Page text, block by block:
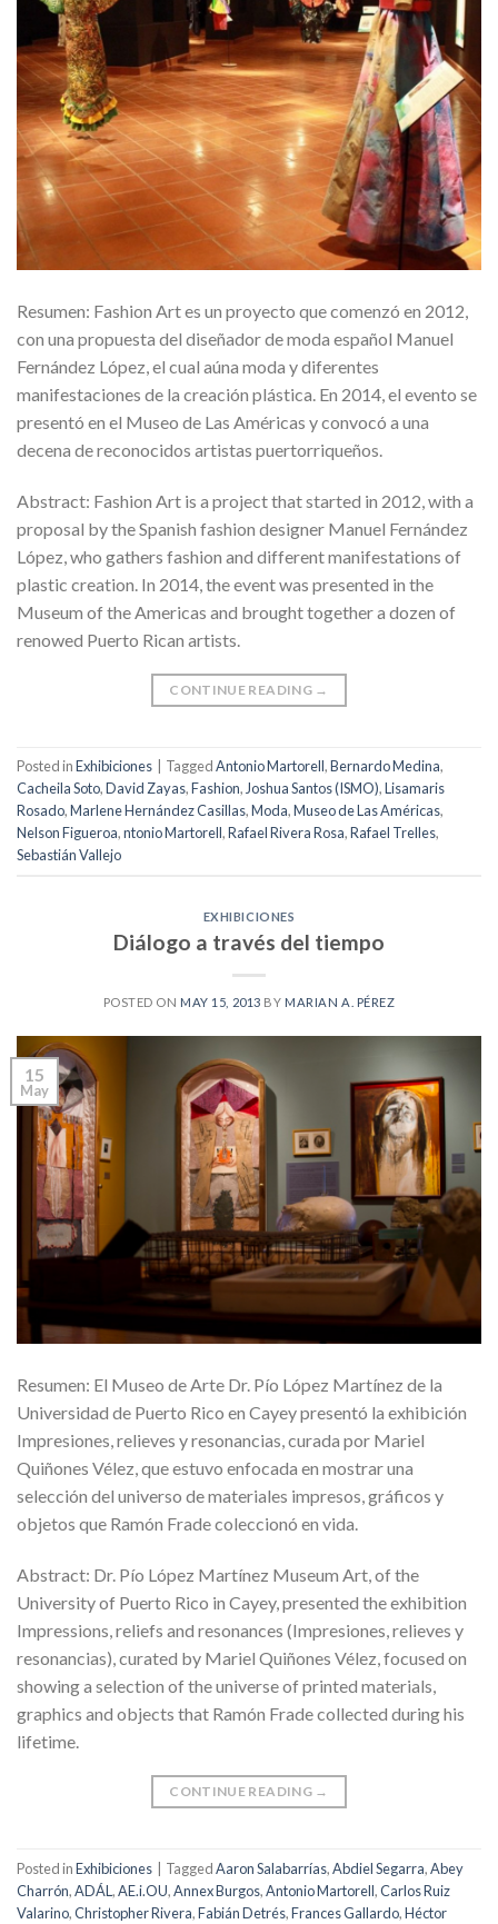
Resumen: Fashion Art es un proyecto que comenzó en 2012,
con una propuesta del diseñador de moda español Manuel
Fernández López, el cual aúna moda y diferentes
manifestaciones de la creación plástica. En 2014, el evento se
presentó en el Museo de Las Américas y convocó a una
decena de reconocidos artistas puertorriqueños.
Abstract: Fashion Art is a project that started in 2012, with a
proposal by the Spanish fashion designer Manuel Fernández
López, who gathers fashion and different manifestations of
plastic creation. In 2014, the event was presented in the
Museum of the Americas and brought together a dozen of
renowed Puerto Rican artists.
CONTINUE READING →
Posted inExhibiciones TaggedAntonio Martorell,Bernardo Medina,
Cacheila Soto,David Zayas,Fashion,Joshua Santos (ISMO),Lisamaris
Rosado,Marlene Hernández Casillas,Moda,Museo de Las Américas,
Nelson Figueroa,ntonio Martorell,Rafael Rivera Rosa,Rafael Trelles,
Sebastián Vallejo
EXHIBICIONES
Diálogo a través del tiempo
POSTED ON MAY 15, 2013 BY MARIAN A. PÉREZ
15
May
Resumen: El Museo de Arte Dr. Pío López Martínez de la
Universidad de Puerto Rico en Cayey presentó la exhibición
Impresiones, relieves y resonancias, curada por Mariel
Quiñones Vélez, que estuvo enfocada en mostrar una
selección del universo de materiales impresos, gráficos y
objetos que Ramón Frade coleccionó en vida.
Abstract: Dr. Pío López Martínez Museum Art, of the
University of Puerto Rico in Cayey, presented the exhibition
Impressions, reliefs and resonances (Impresiones, relieves y
resonancias), curated by Mariel Quiñones Vélez, focused on
showing a selection of the universe of printed materials,
graphics and objects that Ramón Frade collected during his
lifetime.
CONTINUE READING →
Posted inExhibiciones TaggedAaron Salabarrías,Abdiel Segarra,Abey
Charrón,ADÁL ,AE.i.OU,Annex Burgos,Antonio Martorell,Carlos Ruiz
Valarino,Christopher Rivera,Fabián Detrés,Frances Gallardo,Héctor